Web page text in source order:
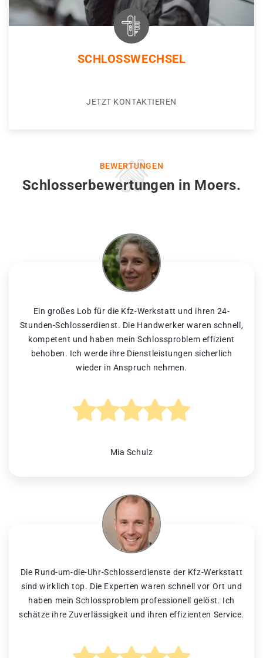
SCHLOSSWECHSEL
JETZT KONTAKTIEREN
BEWERTUNGEN
Schlosserbewertungen in Moers.
Ein großes Lob für die Kfz-Werkstatt und ihren 24-
Stunden-Schlosserdienst. Die Handwerker waren schnell,
kompetent und haben mein Schlossproblem effizient
behoben. Ich werde ihre Dienstleistungen sicherlich
wieder in Anspruch nehmen.
Mia Schulz
Die Rund-um-die-Uhr-Schlosserdienste der Kfz-Werkstatt
sind wirklich top. Die Experten waren schnell vor Ort und
haben mein Schlossproblem professionell gelöst. Ich
schätze ihre Zuverlässigkeit und ihren effizienten Service.